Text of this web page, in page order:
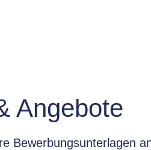
Angebote
Bewerbungsunterlagen